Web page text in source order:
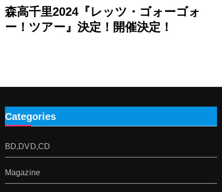
森高千里2024『レッツ・ゴォーゴォ
ー！ツアー』決定！開催決定！
Categories
BD,DVD,CD
Magazine